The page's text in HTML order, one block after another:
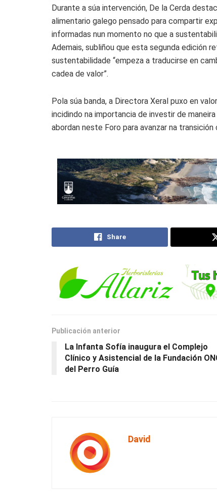
Durante a súa intervención, De la Cerda
alimentario galego pensado para compartir
informadas nun momento no que a
Ademais, subliñou que esta segunda edición
sustentabilidade “empeza a traducirse en
cadea de valor”.
Pola súa banda, a Directora Xeral puxo en
incidindo na importancia de investir de
abordan neste Foro para avanzar na
Share
Publicación anterior
La Infanta Sofía inaugura el Complejo
Clínico y Asistencial de la Fundación
del Perro Guía
David